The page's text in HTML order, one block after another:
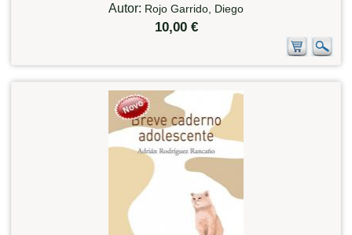
Autor: Rojo Garrido, Diego
10,00 €